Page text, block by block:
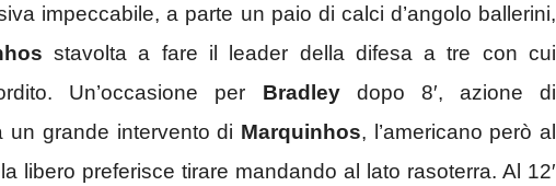
impeccabile, a parte un paio di calci d’angolo ballerini,
stavolta a fare il leader della difesa a tre con cui
Un’occasione per Bradleydopo 8′, azione di
un grande intervento di Marquinhos, l’americano però al
libero preferisce tirare mandando al lato rasoterra. Al 12′